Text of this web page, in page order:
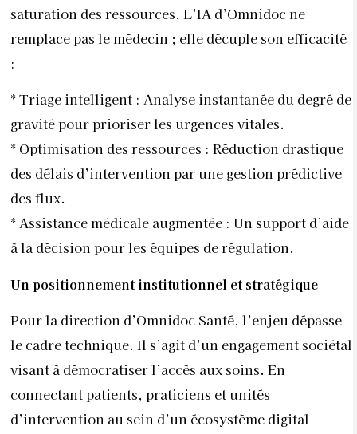
saturation des ressources. L’IA d’Omnidoc ne
remplace pas le médecin ; elle décuple son efficacité
:
* Triage intelligent : Analyse instantanée du degré de
gravité pour prioriser les urgences vitales.
* Optimisation des ressources : Réduction drastique
des délais d’intervention par une gestion prédictive
des flux.
* Assistance médicale augmentée : Un support d’aide
à la décision pour les équipes de régulation.
Un positionnement institutionnel et stratégique
Pour la direction d’Omnidoc Santé, l’enjeu dépasse
le cadre technique. Il s’agit d’un engagement sociétal
visant à démocratiser l’accès aux soins. En
connectant patients, praticiens et unités
d’intervention au sein d’un écosystème digital